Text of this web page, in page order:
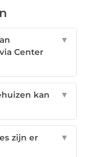
Center
▼
kan
▼
zijn er
▼